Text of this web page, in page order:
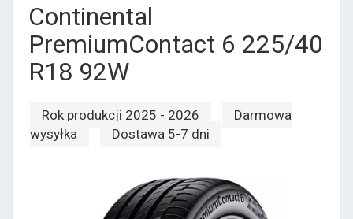
Continental
PremiumContact 6 225/40
R18 92W
Rok produkcji 2025 - 2026
Darmowa
wysyłka
Dostawa 5-7 dni